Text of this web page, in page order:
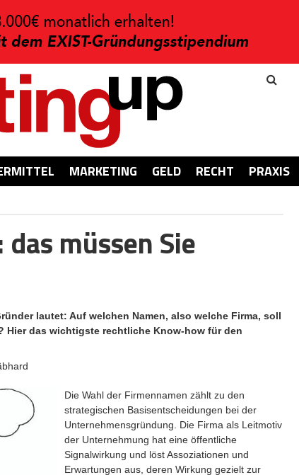
MARKETING GELD RECHT PRAXIS
müssen Sie
lautet: Auf welchen Namen, also welche Firma, soll
Hier das wichtigste rechtliche Know-how für den
Die Wahl der Firmennamen zählt zu den
strategischen Basisentscheidungen bei der
Unternehmensgründung. Die Firma als Leitmotiv
der Unternehmung hat eine öffentliche
Signalwirkung und löst Assoziationen und
Erwartungen aus, deren Wirkung gezielt zur